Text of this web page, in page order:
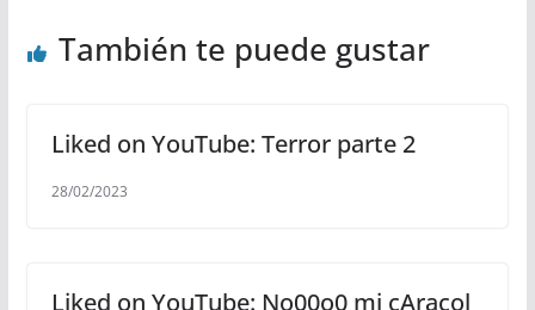
También te puede gustar
Liked on YouTube: Terror parte 2
28/02/2023
Liked on YouTube: No00o0 mi cAracol